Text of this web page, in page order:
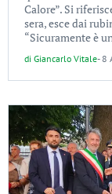
Calore”. Si
sera, esce dai
“Sicuramente è
di Giancarlo Vitale- 8